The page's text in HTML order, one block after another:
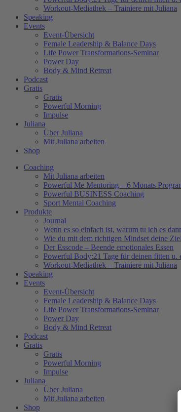
Workout-Mediathek – Trainiere mit Juliana
Speaking
Events
Event-Übersicht
Female Leadership & Balance Days
Life Power Transformations-Seminar
Power Day
Body & Mind Retreat
Podcast
Gratis
Gratis
Powerful Morning
Impulse
Juliana
Über Juliana
Mit Juliana arbeiten
Shop
Coaching
Mit Juliana arbeiten
Powerful Me Mentoring – 6 Monats
Powerful BUSINESS Coaching
Sport Mental Coaching
Produkte
Journal
Wenn es so einfach ist, warum tu ich es
Wie du mit dem richtigen Mindset deine
Der Esscode – Beende emotionales Essen
Powerful Body:21 Tage für deinen fitten u.
Workout-Mediathek – Trainiere mit Juliana
Speaking
Events
Event-Übersicht
Female Leadership & Balance Days
Life Power Transformations-Seminar
Power Day
Body & Mind Retreat
Podcast
Gratis
Gratis
Powerful Morning
Impulse
Juliana
Über Juliana
Mit Juliana arbeiten
Shop